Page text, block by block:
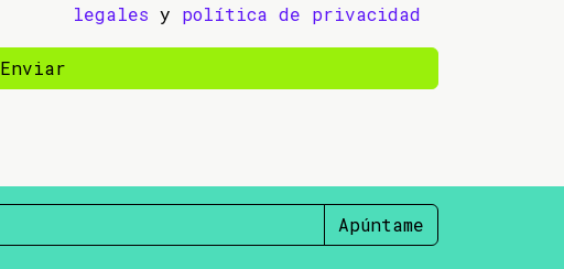
legales y política de privacidad
Enviar
Apúntame